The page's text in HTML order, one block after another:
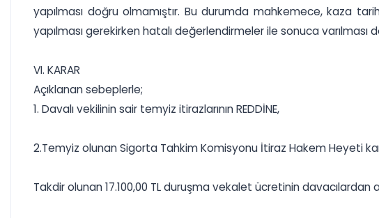
yapılması doğru olmamıştır. Bu durumda mahkemece, kaza
yapılması gerekirken hatalı değerlendirmeler ile sonuca varılması
VI. KARAR
Açıklanan sebeplerle;
1. Davalı vekilinin sair temyiz itirazlarının REDDİNE,
2.Temyiz olunan Sigorta Tahkim Komisyonu İtiraz Hakem Heyeti
Takdir olunan 17.100,00 TL duruşma vekalet ücretinin davacılardan